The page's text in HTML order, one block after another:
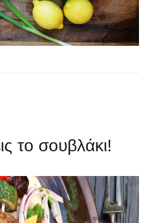
το σουβλάκι!